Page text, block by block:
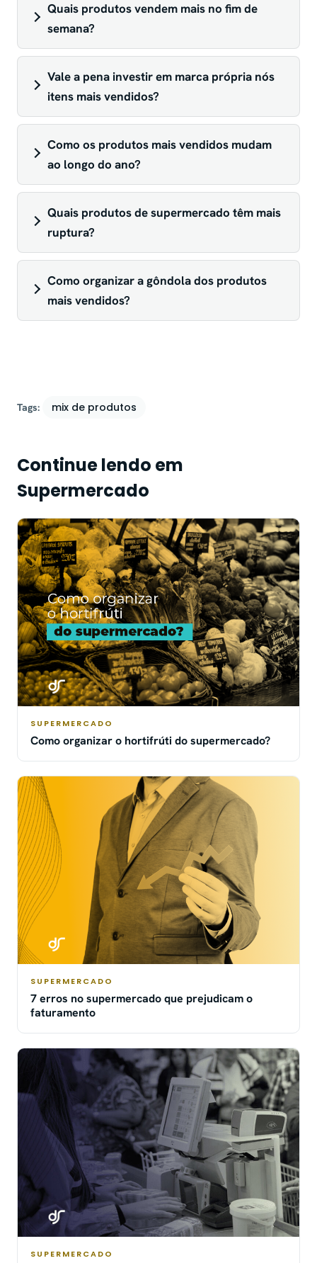
Quais produtos vendem mais no fim de
semana?
Vale a pena investir em marca própria nós
itens mais vendidos?
Como os produtos mais vendidos mudam
ao longo do ano?
Quais produtos de supermercado têm mais
ruptura?
Como organizar a gôndola dos produtos
mais vendidos?
Tags: mix de produtos
Continue lendo em
Supermercado
SUPERMERCADO
Como organizar o hortifrúti do supermercado?
SUPERMERCADO
7 erros no supermercado que prejudicam o
faturamento
SUPERMERCADO